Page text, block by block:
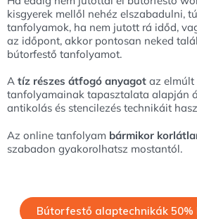
kisgyerek mellől nehéz elszabadulni,
tanfolyamok, ha nem jutott rá időd,
az időpont, akkor pontosan neked
bútorfestő tanfolyamot.
A tíz részes átfogó anyagot az elmúlt
tanfolyamainak tapasztalata alapján
antikolás és stencilezés technikáit
Az online tanfolyam bármikor
szabadon gyakorolhatsz mostantól.
Bútorfestő alaptechnikák 50%